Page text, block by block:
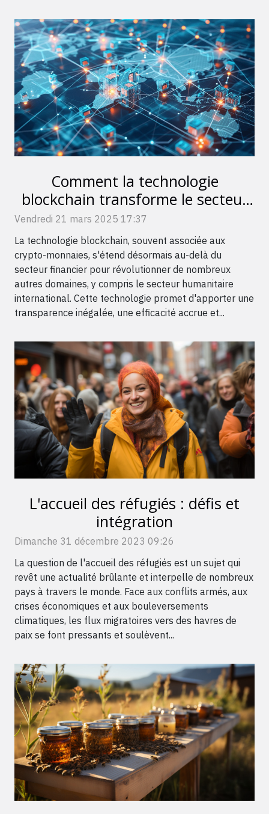
Comment la technologie
blockchain transforme le secteur
humanitaire international
Vendredi 21 mars 2025 17:37
La technologie blockchain, souvent associée aux
crypto-monnaies, s'étend désormais au-delà du
secteur financier pour révolutionner de nombreux
autres domaines, y compris le secteur humanitaire
international. Cette technologie promet d'apporter une
transparence inégalée, une efficacité accrue et...
L'accueil des réfugiés : défis et
intégration
Dimanche 31 décembre 2023 09:26
La question de l'accueil des réfugiés est un sujet qui
revêt une actualité brûlante et interpelle de nombreux
pays à travers le monde. Face aux conflits armés, aux
crises économiques et aux bouleversements
climatiques, les flux migratoires vers des havres de
paix se font pressants et soulèvent...